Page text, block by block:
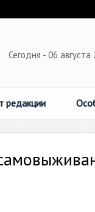
Сегодня - 06 августа
редакции